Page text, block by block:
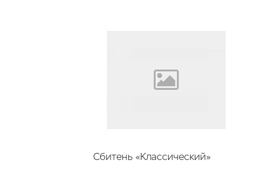
Сбитень «Классический»